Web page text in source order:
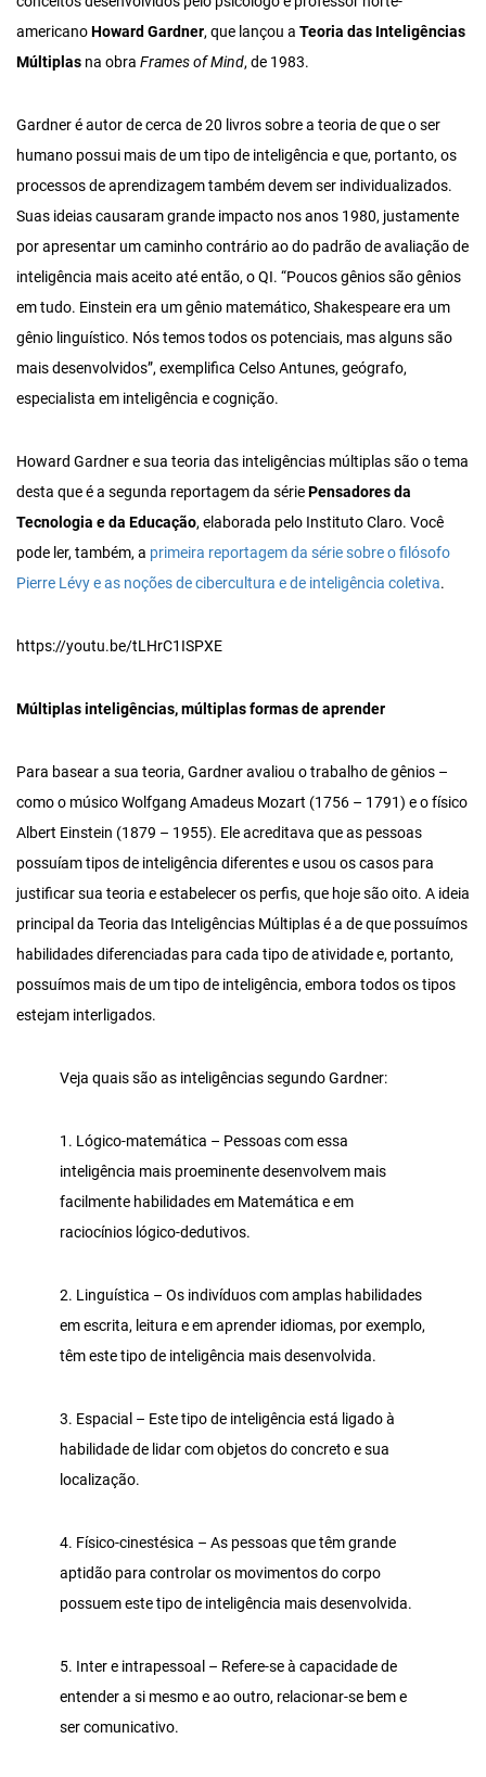
americanoHoward Gardner, que lançou a Teoria das Inteligências
Múltiplas na obra Frames of Mind, de 1983.
Gardner é autor de cerca de 20 livros sobre a teoria de que o ser
humano possui mais de um tipo de inteligência e que, portanto, os
processos de aprendizagem também devem ser individualizados.
Suas ideias causaram grande impacto nos anos 1980, justamente
por apresentar um caminho contrário ao do padrão de avaliação de
inteligência mais aceito até então, o QI. “Poucos gênios são gênios
em tudo. Einstein era um gênio matemático, Shakespeare era um
gênio linguístico. Nós temos todos os potenciais, mas alguns são
mais desenvolvidos”, exemplifica Celso Antunes, geógrafo,
especialista em inteligência e cognição.
Howard Gardner e sua teoria das inteligências múltiplas são o tema
desta que é a segunda reportagem da sériePensadores da
Tecnologia e da Educação, elaborada pelo Instituto Claro. Você
pode ler, também, a primeira reportagem da série sobre o filósofo
Pierre Lévy e as noções de cibercultura e de inteligência coletiva.
https://youtu.be/tLHrC1ISPXE
Múltiplas inteligências, múltiplas formas de aprender
Para basear a sua teoria, Gardner avaliou o trabalho de gênios –
como o músico Wolfgang Amadeus Mozart (1756 – 1791) e o físico
Albert Einstein (1879 – 1955). Ele acreditava que as pessoas
possuíam tipos de inteligência diferentes e usou os casos para
justificar sua teoria e estabelecer os perfis, que hoje são oito. A ideia
principal da Teoria das Inteligências Múltiplas é a de que possuímos
habilidades diferenciadas para cada tipo de atividade e, portanto,
possuímos mais de um tipo de inteligência, embora todos os tipos
estejam interligados.
Veja quais são as inteligências segundo Gardner:
1. Lógico-matemática – Pessoas com essa
inteligência mais proeminente desenvolvem mais
facilmente habilidades em Matemática e em
raciocínios lógico-dedutivos.
2. Linguística – Os indivíduos com amplas habilidades
em escrita, leitura e em aprender idiomas, por exemplo,
têm este tipo de inteligência mais desenvolvida.
3. Espacial – Este tipo de inteligência está ligado à
habilidade de lidar com objetos do concreto e sua
localização.
4. Físico-cinestésica – As pessoas que têm grande
aptidão para controlar os movimentos do corpo
possuem este tipo de inteligência mais desenvolvida.
5. Inter e intrapessoal – Refere-se à capacidade de
entender a si mesmo e ao outro, relacionar-se bem e
ser comunicativo.